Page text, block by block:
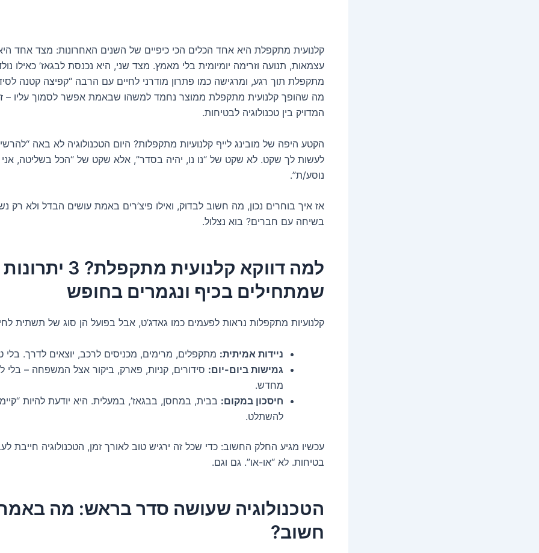
קלנועית מתקפלת היא אחד הכלים הכי כיפיים של השנים האחרונות: מצד אחד
עצמאות, תנועה וזרימה יומיומית בלי מאמץ. מצד שני, היא נכנסת לבגאז’ כאילו
מתקפלת תוך רגע, ומרגישה כמו פתרון מודרני לחיים עם הרבה “קפיצה קטנה
מה שהופך קלנועית מתקפלת ממוצר נחמד למשהו שבאמת אפשר לסמוך עליו –
המדויק בין טכנולוגיה לבטיחות.
הקטע היפה של מובינג לייף קלנועיות מתקפלות? היום הטכנולוגיה לא באה
לעשות לך שקט. לא שקט של “נו נו, יהיה בסדר”, אלא שקט של “הכל בשליטה,
נוסע/ת”.
אז איך בוחרים נכון, מה חשוב לבדוק, ואילו פיצ’רים באמת עושים הבדל ולא רק
בשיחה עם חברים? בוא נצלול.
למה דווקא קלנועית מתקפלת? 3 יתרונות
שמתחילים בכיף ונגמרים בחופש
קלנועיות מתקפלות נראות לפעמים כמו גאדג’ט, אבל בפועל הן סוג של תשתית
ניידות אמיתית: מתקפלים, מרימים, מכניסים לרכב, יוצאים לדרך. בלי
גמישות ביום-יום: סידורים, קניות, פארק, ביקור אצל המשפחה – בלי
מחדש.
חיסכון במקום: בבית, במחסן, בבגאז’, במעלית. היא יודעת להיות
להשתלט.
עכשיו מגיע החלק החשוב: כדי שכל זה ירגיש טוב לאורך זמן, הטכנולוגיה חייבת
בטיחות. לא “או-או”. גם וגם.
הטכנולוגיה שעושה סדר בראש: מה
חשוב?